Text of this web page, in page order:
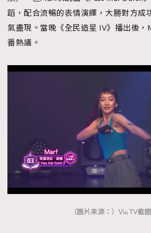
蹈，配合流暢的表情演繹，大勝對方成
氣盡現。當晚《全民造星 IV》播出後，
番熱議。
（圖片來源：）Viu TV截圖